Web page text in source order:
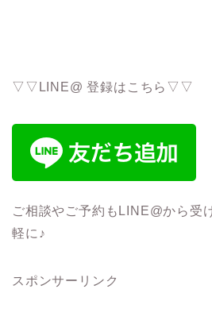
▽▽LINE@ 登録はこちら▽▽
ご相談やご予約もLINE@から受
軽に♪
スポンサーリンク